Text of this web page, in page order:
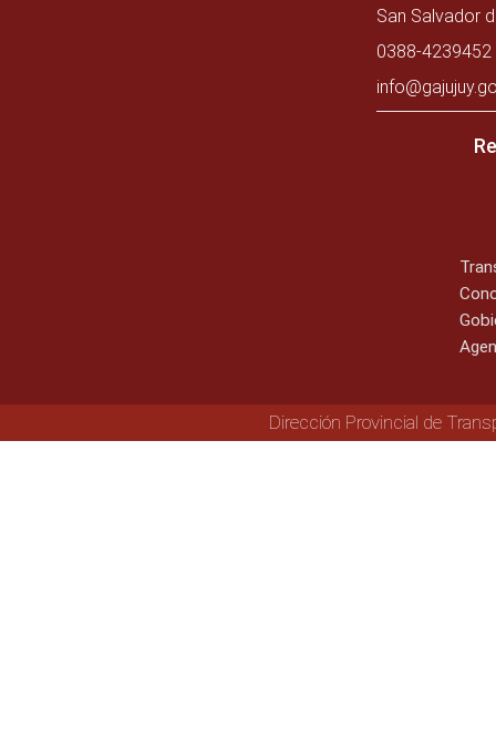
San Salvador
0388-
Dirección Provincial de